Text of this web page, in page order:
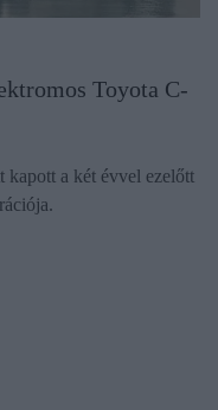
Toyota C-
kapott a két évvel ezelőtt